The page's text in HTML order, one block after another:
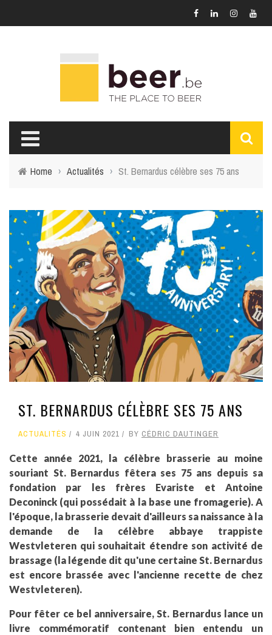
Home › Actualités › St. Bernardus célèbre ses 75 ans
ST. BERNARDUS CÉLÈBRE SES 75 ANS
ACTUALITÉS 4 JUIN 2021 BY CÉDRIC DAUTINGER
Cette année 2021, la célèbre brasserie au moine
souriant St. Bernardus fêtera ses 75 ans depuis sa
fondation par les frères Evariste et Antoine
Deconinck (qui possédait à la base une fromagerie). A
l'époque, la brasserie devait d'ailleurs sa naissance à la
demande de la célèbre abbaye trappiste
Westvleteren qui souhaitait étendre son activité de
brassage (la légende dit qu'une certaine St. Bernardus
est encore brassée avec l'ancienne recette de chez
Westvleteren).
Pour fêter ce bel anniversaire, St. Bernardus lance un
livre commémoratif contenant bien entendu un